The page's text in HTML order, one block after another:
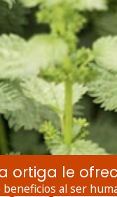
ortiga le
al ser